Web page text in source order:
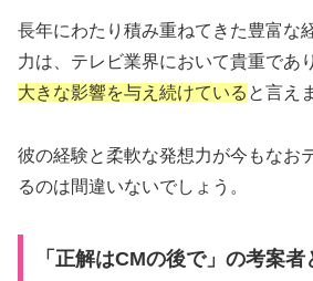
長年にわたり積み重ねてきた豊富な
力は、テレビ業界において貴重であり
大きな影響を与え続けている と言え
彼の経験と柔軟な発想力が今もなお
るのは間違いないでしょう。
「正解はCMの後で」の考案